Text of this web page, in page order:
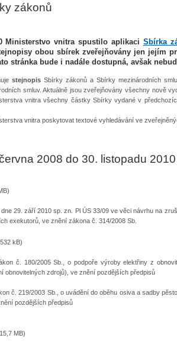
zákonů
Ministerstvo vnitra spustilo aplikaci Sbírka
obou sbírek zveřejňovány jen jejím
stránka bude i nadále dostupná, avšak
stejnopisSbírky zákonů a Sbírky mezinárodních
smluv. Aktuálně jsou zveřejňovány všechny nově
vnitra všechny částky Sbírky vydané v
vnitra poskytovat textové vyhledávání ve
2008 do 30. listopadu 2010
29. září 2010 sp. zn. Pl ÚS 33/09 ve věci návrhu na
exekutorů, ve znění zákona č. 314/2008 Sb.
kB)
č. 180/2005 Sb., o podpoře výroby elektřiny z
obnovitelných zdrojů), ve znění pozdějších předpisů
č. 219/2003 Sb., o uvádění do oběhu osiva a sadby
pozdějších předpisů
MB)